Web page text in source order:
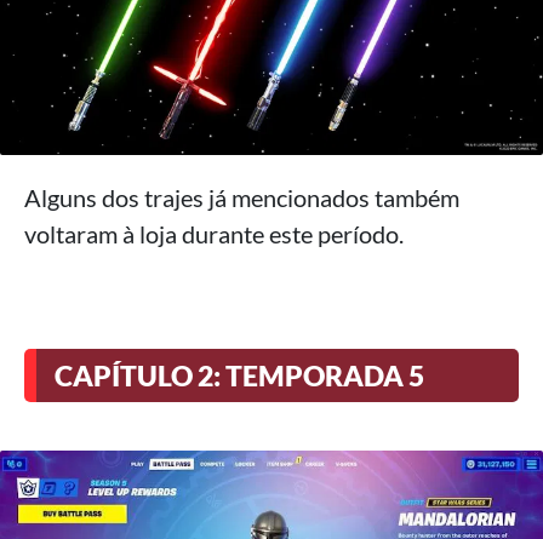
Alguns dos trajes já mencionados também
voltaram à loja durante este período.
CAPÍTULO 2: TEMPORADA 5